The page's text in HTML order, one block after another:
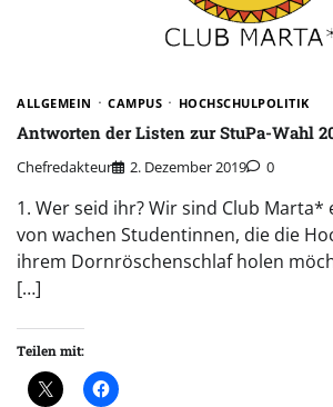
ALLGEMEIN CAMPUS HOCHSCHULPOLITIK
Antworten der Listen zur StuPa-Wahl
Chefredakteur 2. Dezember 2019 0
1. Wer seid ihr? Wir sind Club Marta*
von wachen Studentinnen, die die
ihrem Dornröschenschlaf holen
[…]
Teilen mit: